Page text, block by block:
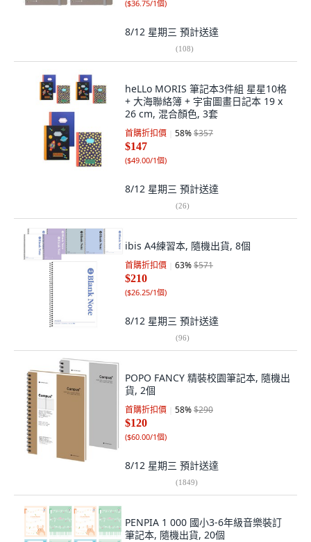
($36.75/1個)
8/12 星期三 預計送達
(108)
heLLo MORIS 筆記本3件組 星星10格
+ 大海聯絡簿 + 宇宙圖畫日記本 19 x
26 cm, 混合顏色, 3套
首購折扣價 58%$357
$147
($49.00/1個)
8/12 星期三 預計送達
(26)
ibis A4練習本, 隨機出貨, 8個
首購折扣價 63%$571
$210
($26.25/1個)
8/12 星期三 預計送達
(96)
POPO FANCY 精裝校園筆記本, 隨機出
貨, 2個
首購折扣價 58%$290
$120
($60.00/1個)
8/12 星期三 預計送達
(1849)
PENPIA 1 000 國小3-6年級音樂裝訂
筆記本, 隨機出貨, 20個